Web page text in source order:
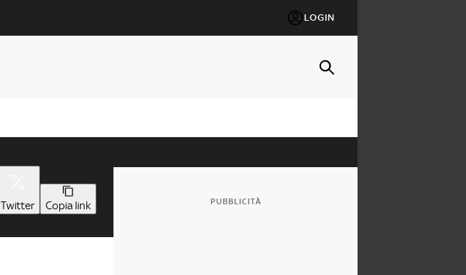
LOGIN
Twitter Copia link PUBBLICITÀ